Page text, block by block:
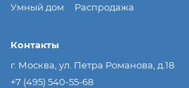
Умный дом
Распродажа
Контакты
г. Москва, ул. Петра Романова, д.18
+7 (495) 540-55-68